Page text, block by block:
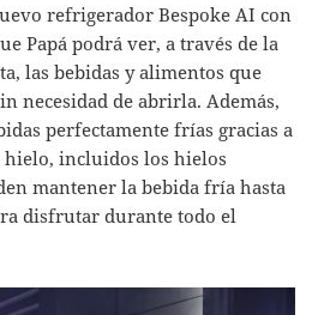
refrigerador Bespoke AI con
Papá podrá ver, a través de la
las bebidas y alimentos que
necesidad de abrirla. Además,
perfectamente frías gracias a
hielo, incluidos los hielos
mantener la bebida fría hasta
disfrutar durante todo el